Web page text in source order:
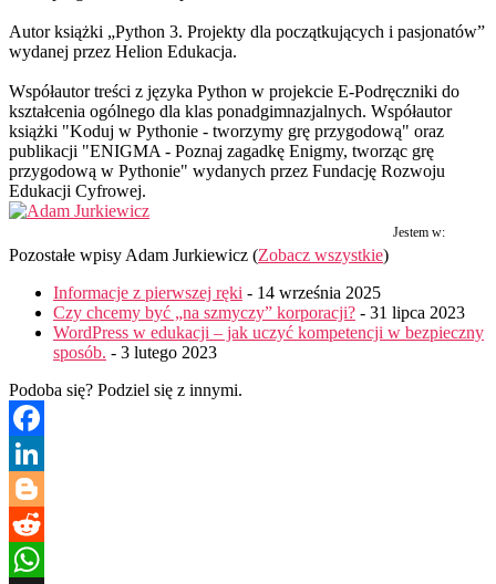
Autor książki „Python 3. Projekty dla początkujących i pasjonatów”
wydanej przez Helion Edukacja.
Współautor treści z języka Python w projekcie E-Podręczniki do
kształcenia ogólnego dla klas ponadgimnazjalnych. Współautor
książki "Koduj w Pythonie - tworzymy grę przygodową" oraz
publikacji "ENIGMA - Poznaj zagadkę Enigmy, tworząc grę
przygodową w Pythonie" wydanych przez Fundację Rozwoju
Edukacji Cyfrowej.
Jestem w:
Pozostałe wpisy Adam Jurkiewicz (Zobacz wszystkie)
Informacje z pierwszej ręki - 14 września 2025
Czy chcemy być „na szmyczy” korporacji? - 31 lipca 2023
WordPress w edukacji – jak uczyć kompetencji w bezpieczny
sposób. - 3 lutego 2023
Podoba się? Podziel się z innymi.
Facebook
LinkedIn
Blogger
Reddit